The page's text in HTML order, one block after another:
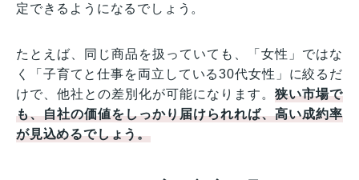
定できるようになるでしょう。
たとえば、同じ商品を扱っていても、「女性」ではな
く「子育てと仕事を両立している30代女性」に絞るだ
けで、他社との差別化が可能になります。狭い市場で
も、自社の価値をしっかり届けられれば、高い成約率
が見込めるでしょう。